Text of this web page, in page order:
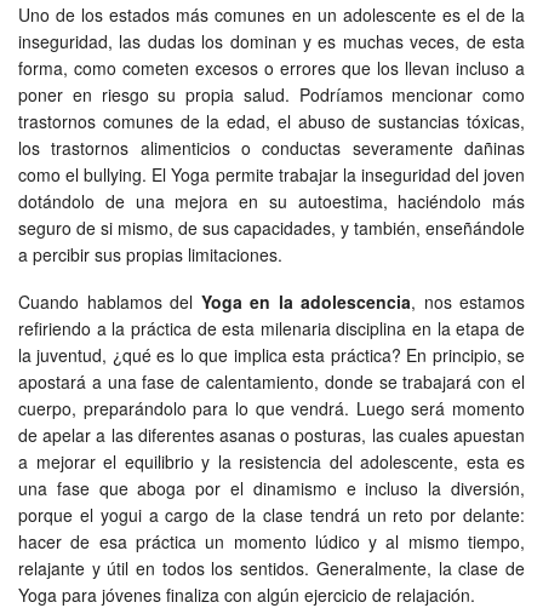
Uno de los estados más comunes en un adolescente es el de la
inseguridad, las dudas los dominan y es muchas veces, de esta
forma, como cometen excesos o errores que los llevan incluso a
poner en riesgo su propia salud. Podríamos mencionar como
trastornos comunes de la edad, el abuso de sustancias tóxicas,
los trastornos alimenticios o conductas severamente dañinas
como el bullying. El Yoga permite trabajar la inseguridad del joven
dotándolo de una mejora en su autoestima, haciéndolo más
seguro de si mismo, de sus capacidades, y también, enseñándole
a percibir sus propias limitaciones.
Cuando hablamos del Yoga en la adolescencia, nos estamos
refiriendo a la práctica de esta milenaria disciplina en la etapa de
la juventud, ¿qué es lo que implica esta práctica? En principio, se
apostará a una fase de calentamiento, donde se trabajará con el
cuerpo, preparándolo para lo que vendrá. Luego será momento
de apelar a las diferentes asanas o posturas, las cuales apuestan
a mejorar el equilibrio y la resistencia del adolescente, esta es
una fase que aboga por el dinamismo e incluso la diversión,
porque el yogui a cargo de la clase tendrá un reto por delante:
hacer de esa práctica un momento lúdico y al mismo tiempo,
relajante y útil en todos los sentidos. Generalmente, la clase de
Yoga para jóvenes finaliza con algún ejercicio de relajación.